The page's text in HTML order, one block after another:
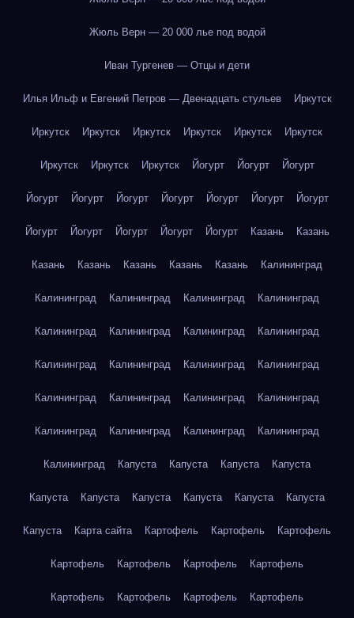
Жюль Верн — 20 000 лье под водой
Иван Тургенев — Отцы и дети
Илья Ильф и Евгений Петров — Двенадцать стульев Иркутск
Иркутск Иркутск Иркутск Иркутск Иркутск Иркутск
Иркутск Иркутск Иркутск Йогурт Йогурт Йогурт
Йогурт Йогурт Йогурт Йогурт Йогурт Йогурт Йогурт
Йогурт Йогурт Йогурт Йогурт Йогурт Казань Казань
Казань Казань Казань Казань Казань Калининград
Калининград Калининград Калининград Калининград
Калининград Калининград Калининград Калининград
Калининград Калининград Калининград Калининград
Калининград Калининград Калининград Калининград
Калининград Калининград Калининград Калининград
Калининград Капуста Капуста Капуста Капуста
Капуста Капуста Капуста Капуста Капуста Капуста
Капуста Карта сайта Картофель Картофель Картофель
Картофель Картофель Картофель Картофель
Картофель Картофель Картофель Картофель